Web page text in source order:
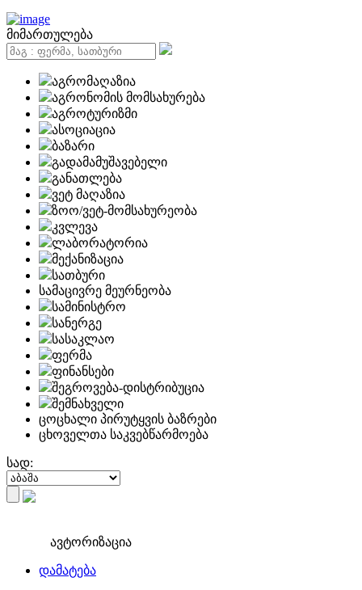
მიმართულება
აგრომაღაზია
აგრონომის მომსახურება
აგროტურიზმი
ასოციაცია
ბაზარი
გადამამუშავებელი
განათლება
ვეტ მაღაზია
ზოო/ვეტ-მომსახურეობა
კვლევა
ლაბორატორია
მექანიზაცია
სათბური
სამაცივრე მეურნეობა
სამინისტრო
სანერგე
სასაკლაო
ფერმა
ფინანსები
შეგროვება-დისტრიბუცია
შემნახველი
ცოცხალი პირუტყვის ბაზრები
ცხოველთა საკვებწარმოება
სად:
ავტორიზაცია
დამატება